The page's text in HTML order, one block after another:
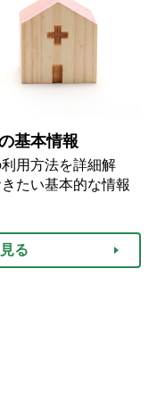
基本情報
用方法を詳細解
たい基本的な情報
る